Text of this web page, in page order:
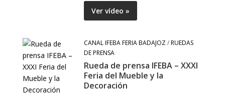
Ver vídeo »
CANAL IFEBA FERIA BADAJOZ/RUEDAS
DE PRENSA
Rueda de prensa IFEBA – XXXI
Feria del Mueble y la
Decoración